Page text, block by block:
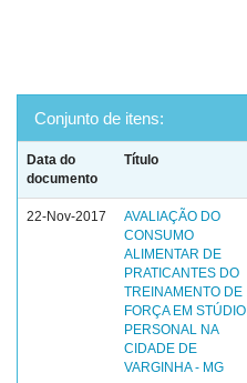
Conjunto de itens:
Data do
documento
Título
22-Nov-2017
AVALIAÇÃO DO
CONSUMO
ALIMENTAR DE
PRATICANTES DO
TREINAMENTO DE
FORÇA EM STÚDIO
PERSONAL NA
CIDADE DE
VARGINHA - MG